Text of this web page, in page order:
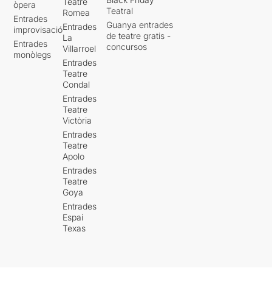
òpera
Entrades
improvisació
Entrades
monòlegs
Romea
Entrades
La
Villarroel
Entrades
Teatre
Condal
Entrades
Teatre
Victòria
Entrades
Teatre
Apolo
Entrades
Teatre
Goya
Entrades
Espai
Texas
Teatral
Guanya entrades
de teatre gratis -
concursos